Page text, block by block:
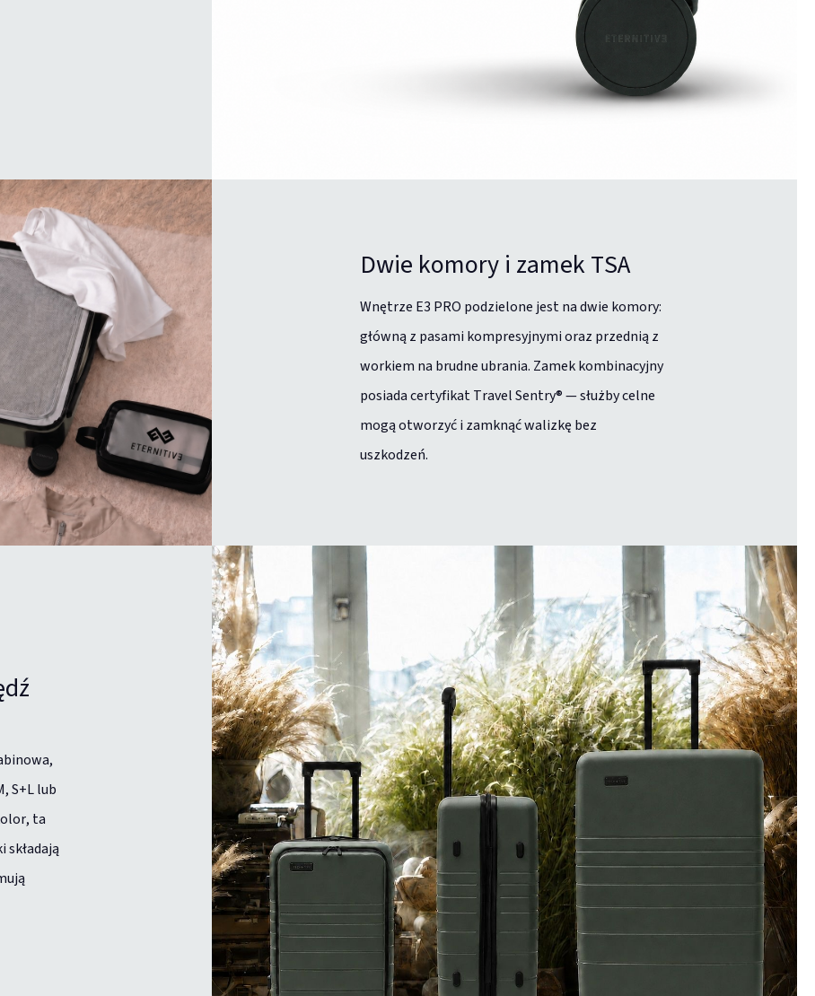
Dwie komory i zamek TSA
Wnętrze E3 PRO podzielone jest na dwie komory:
główną z pasami kompresyjnymi oraz przednią z
workiem na brudne ubrania. Zamek kombinacyjny
posiada certyfikat Travel Sentry® — służby celne
mogą otworzyć i zamknąć walizkę bez
uszkodzeń.
S+L lub
ta
składają